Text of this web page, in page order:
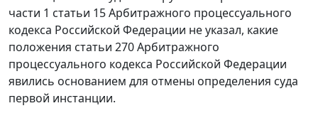
части 1 статьи 15Арбитражного процессуального
кодекса Российской Федерации не указал, какие
положения статьи 270Арбитражного
процессуального кодекса Российской Федерации
явились основанием для отмены определения суда
первой инстанции.